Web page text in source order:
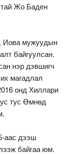
Жо Баден
Иова мужуудын
байгуулсан.
нэр дэвшигч
магадлал
онд Хиллари
тус Өмнөд
аас дээш
байгаа юм.